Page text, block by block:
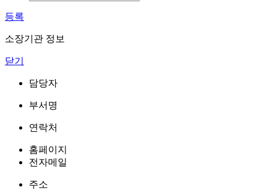
등록
소장기관 정보
닫기
담당자
부서명
연락처
홈페이지
전자메일
주소